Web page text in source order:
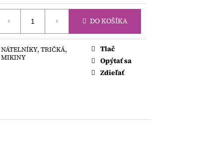
DO KOŠÍKA
NÁTELNÍKY, TRIČKÁ,
MIKINY
Tlač
Opýtať sa
Zdieľať